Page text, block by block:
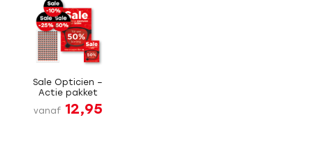
Sale Opticien –
Actie pakket
vanaf 12,95